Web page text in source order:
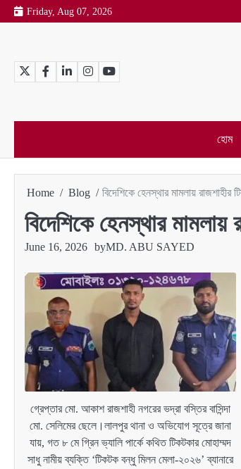
Skip
to
Friday, Aug 07, 2026
TwitterFacebookLinkedInInstagramYouTube
হোম
Home Blog বিদেশিকে হেনস্থার মামলায়
বিদেশিকে হেনস্থার
June 16, 2026 byMD. ABU SAYED
গ্রেপ্তার মো. আকাশ রাজশাহী নগরের ভদ্রা বস্তির বাসিন্দা
মো. সেলিমের ছেলে।লালপুর থানা ও অভিযোগ সূত্রে জানা
যায়, গত ৮ মে গ্রিন ভ্যালি পার্কে কথিত টিকটকার মোহাম্মদ
সাধু নামীয় ব্যক্তি ‘টিকটক বন্ধু মিলন মেলা-২০২৬’ ব্যানারে